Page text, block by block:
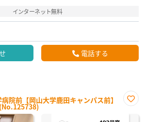
インターネット無料
電話する
院前【岡山大学鹿田キャンパス前】
に入